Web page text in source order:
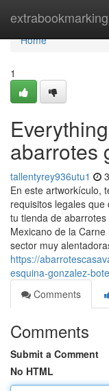
extrabookmarking
Home
Home
1
abarrotes
tallentyrey936utu1
En este artworkículo,
requisitos legales
tu tienda de
Mexicano de la
sector muy
https://
esquina-gonzalez-
Comments
Comments
Submit a Comment
No HTML